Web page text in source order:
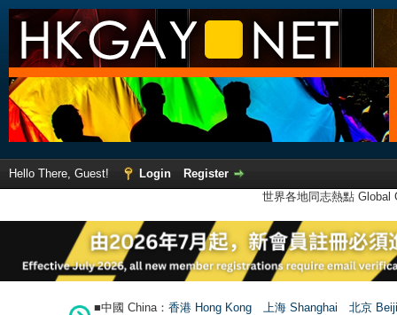
Hello There, Guest! Login
Register
世界各地同志熱點
■中國 China： 香港 Hong Kong 上海 Shanghai
北京